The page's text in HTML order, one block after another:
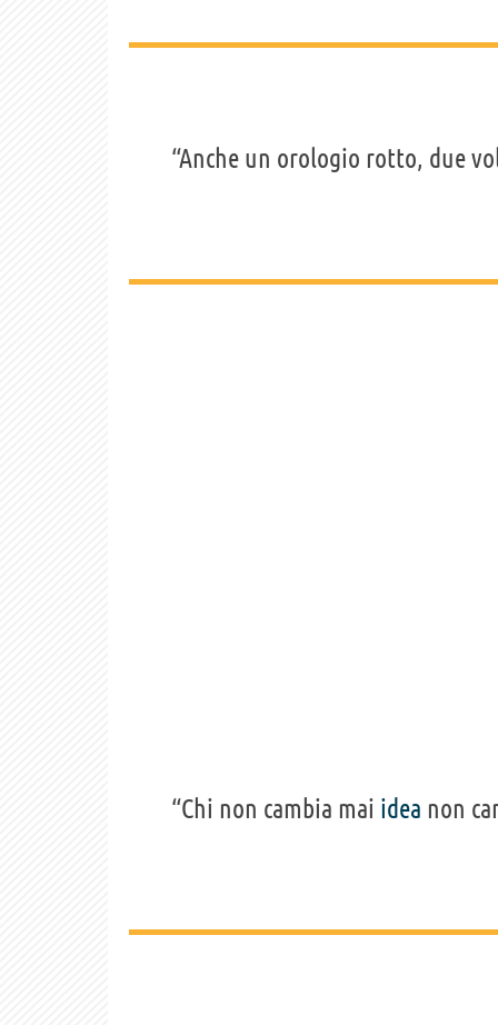
“Anche un orologio rotto, due
“Chi non cambia mai idea non